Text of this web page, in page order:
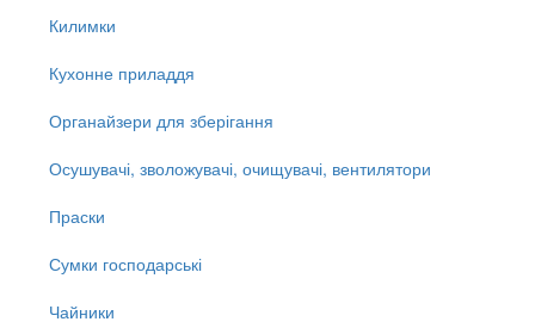
Килимки
Кухонне приладдя
Органайзери для зберігання
Осушувачі, зволожувачі, очищувачі, вентилятори
Праски
Сумки господарські
Чайники